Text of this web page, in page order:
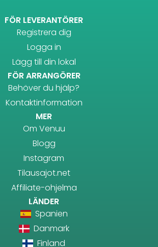
FÖR LEVERANTÖRER
Registrera dig
Logga in
Lägg till din lokal
FÖR ARRANGÖRER
Behöver du hjälp?
Kontaktinformation
MER
Om Venuu
Blogg
Instagram
Tilausajot.net
Affiliate-ohjelma
LÄNDER
Spanien
Danmark
Finland